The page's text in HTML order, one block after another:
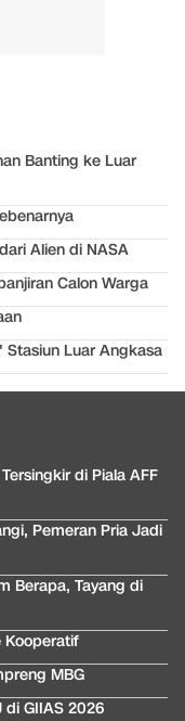
Banting ke Luar
Alien di NASA
Calon Warga
Stasiun Luar Angkasa
di Piala AFF
Pemeran Pria Jadi
Berapa, Tayang di
Kooperatif
MBG
di GIIAS 2026